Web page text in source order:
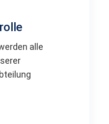
alle